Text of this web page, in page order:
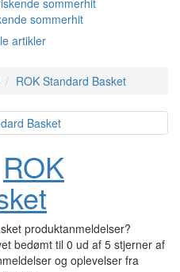
ikke?
sommerhit
artikler